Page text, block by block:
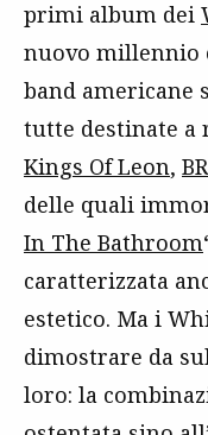
primi album dei
nuovo millennio
band americane
tutte destinate a
Kings Of Leon,
delle quali
In The Bathroom
caratterizzata
estetico. Ma i
dimostrare da
loro: la